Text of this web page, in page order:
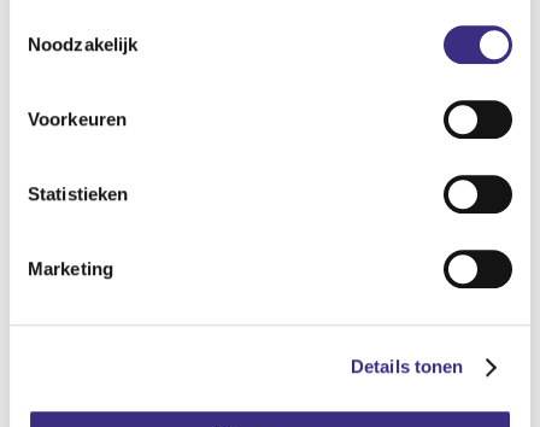
Noodzakelijk
Voorkeuren
Statistieken
Marketing
Details tonen